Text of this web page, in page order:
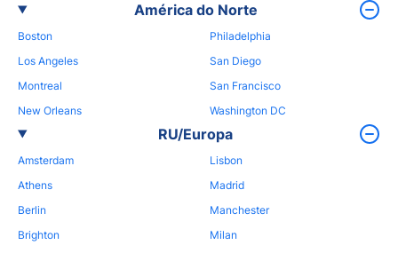
América do Norte
Boston
Los Angeles
Montreal
New Orleans
Philadelphia
San Diego
San Francisco
Washington DC
RU/Europa
Amsterdam
Athens
Berlin
Brighton
Lisbon
Madrid
Manchester
Milan